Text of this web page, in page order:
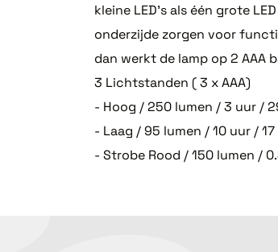
kleine LED's als één grote
onderzijde zorgen voor
dan werkt de lamp op 2 AAA
3 Lichtstanden ( 3 x AAA)
- Hoog / 250 lumen / 3 uur /
- Laag / 95 lumen / 10 uur /
- Strobe Rood / 150 lumen /